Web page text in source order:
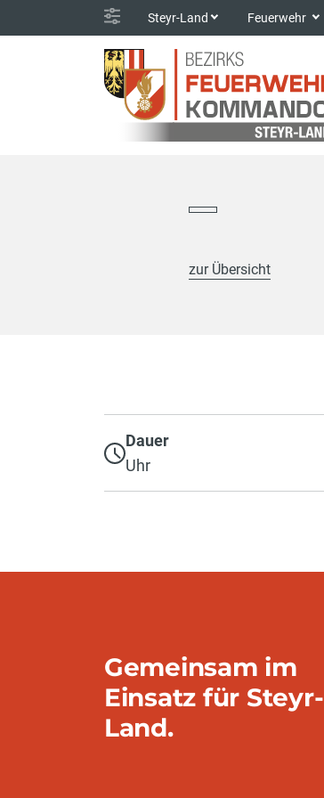
Steyr-Land Feuerwehr
zur Übersicht
Dauer
Uhr
Gemeinsam im
Einsatz für Steyr-
Land.